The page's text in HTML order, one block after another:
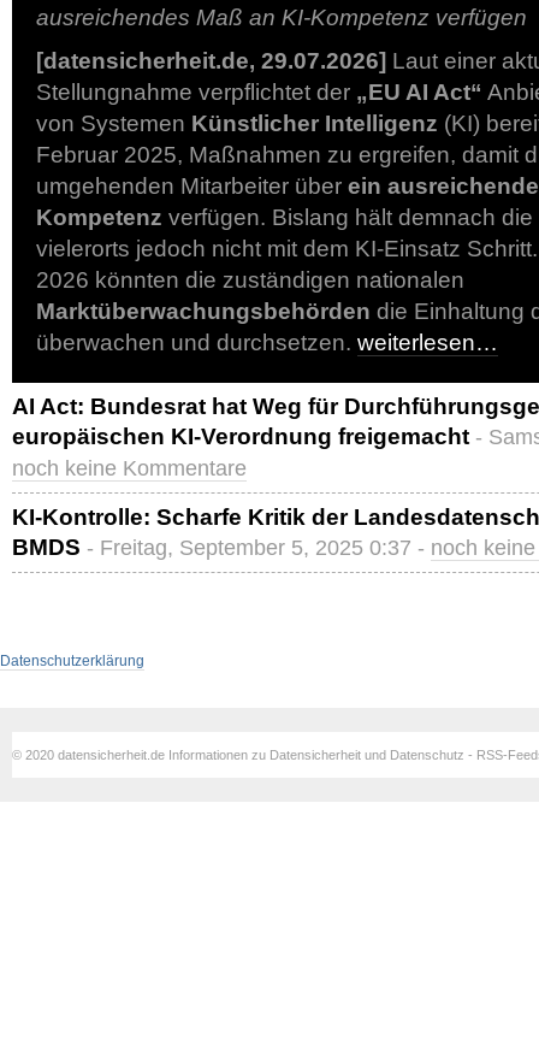
ausreichendes Maß an KI-Kompetenz verfügen
[datensicherheit.de, 29.07.2026] Laut einer
Stellungnahme verpflichtet der „EU AI Act“
von Systemen Künstlicher Intelligenz (KI)
Februar 2025, Maßnahmen zu ergreifen, damit
umgehenden Mitarbeiter über ein
Kompetenz verfügen. Bislang hält demnach die
vielerorts jedoch nicht mit dem KI-Einsatz
2026 könnten die zuständigen nationalen
Marktüberwachungsbehörden die Einhaltung
überwachen und durchsetzen. weiterlesen…
AI Act: Bundesrat hat Weg für
europäischen KI-Verordnung freigemacht -
noch keine Kommentare
KI-Kontrolle: Scharfe Kritik der
BMDS - Freitag, September 5, 2025 0:37 - noch
Datenschutzerklärung
© 2020 datensicherheit.de Informationen zu Datensicherheit und Datenschutz - RSS-